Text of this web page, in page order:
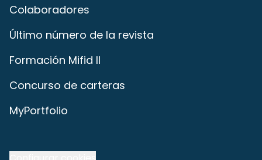
Colaboradores
Último número de la revista
Formación Mifid II
Concurso de carteras
MyPortfolio